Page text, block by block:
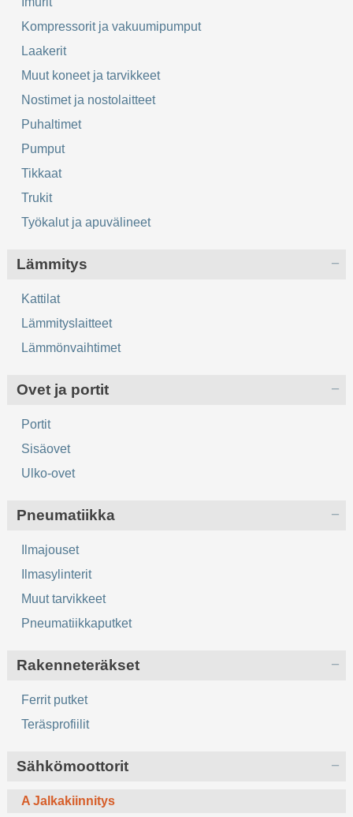
Kompressorit ja vakuumipumput
Laakerit
Muut koneet ja tarvikkeet
Nostimet ja nostolaitteet
Puhaltimet
Pumput
Tikkaat
Trukit
Työkalut ja apuvälineet
Lämmitys
Kattilat
Lämmityslaitteet
Lämmönvaihtimet
Ovet ja portit
Portit
Sisäovet
Ulko-ovet
Pneumatiikka
Ilmajouset
Ilmasylinterit
Muut tarvikkeet
Pneumatiikkaputket
Rakenneteräkset
Ferrit putket
Teräsprofiilit
Sähkömoottorit
A Jalkakiinnitys